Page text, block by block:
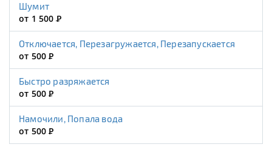
Шумит
от 1 500Р
Отключается, Перезагружается, Перезапускается
от 500Р
Быстро разряжается
от 500Р
Намочили, Попала вода
от 500Р